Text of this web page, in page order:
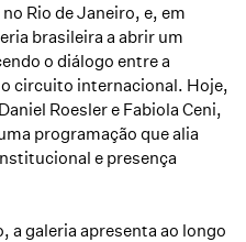
Rio de Janeiro, e, em
brasileira a abrir um
o diálogo entre a
circuito internacional. Hoje,
Roesler e Fabiola Ceni,
programação que alia
e presença
a galeria apresenta ao longo